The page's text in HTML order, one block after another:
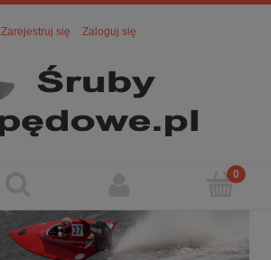
Zarejestruj się Zaloguj się